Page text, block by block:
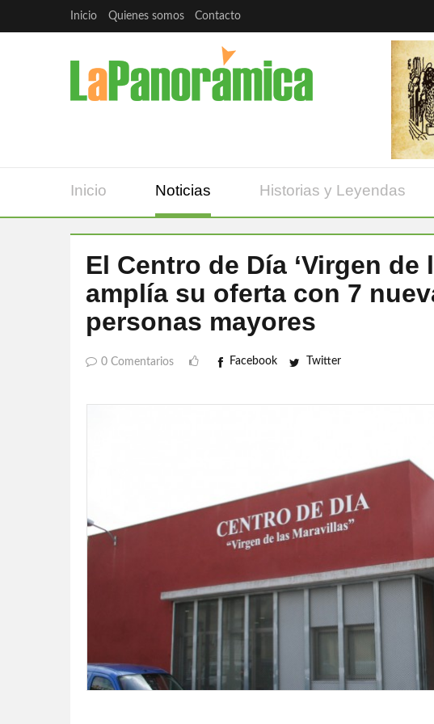
Inicio Quienes somos Contacto
Inicio Noticias Historias y Leyendas
El Centro de Día ‘Virgen de
amplía su oferta con 7
personas mayores
0 Comentarios Facebook Twitter